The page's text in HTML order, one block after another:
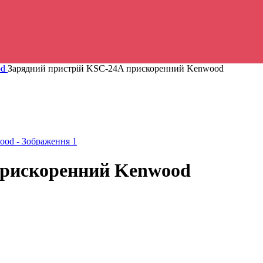
Зарядний пристрій KSC-24A прискоренний Kenwood
Kenwood